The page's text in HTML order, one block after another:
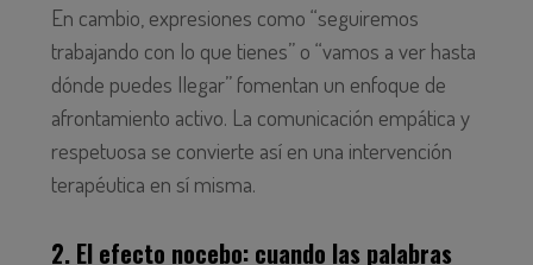
En cambio, expresiones como “seguiremos
trabajando con lo que tienes” o “vamos a ver hasta
dónde puedes llegar” fomentan un enfoque de
afrontamiento activo. La comunicación empática y
respetuosa se convierte así en una intervención
terapéutica en sí misma.
2. El efecto nocebo: cuando las palabras